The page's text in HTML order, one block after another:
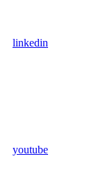
linkedin
youtube